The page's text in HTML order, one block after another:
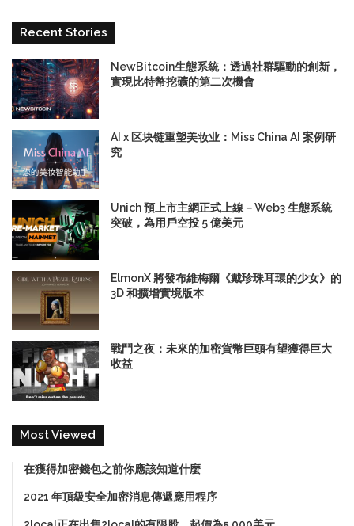
Recent Stories
NewBitcoin生態系統：透過社群驅動的創新，
實現比特幣挖礦的第二次機會
AI x 区块链重塑美妆业：Miss China AI 案例研
究
Unich 預上市主網正式上線－Web3 生態系統
突破，為用戶空投 5 億美元
ElmonX 將發布維梅爾《戴珍珠耳環的少女》的
3D 和擴增實境版本
戰鬥之夜：未來的加密貨幣巨頭有望獲得巨大
收益
Most Viewed
在獲得加密錢包之前你應該知道什麼
2021 年頂級安全加密消息傳遞應用程序